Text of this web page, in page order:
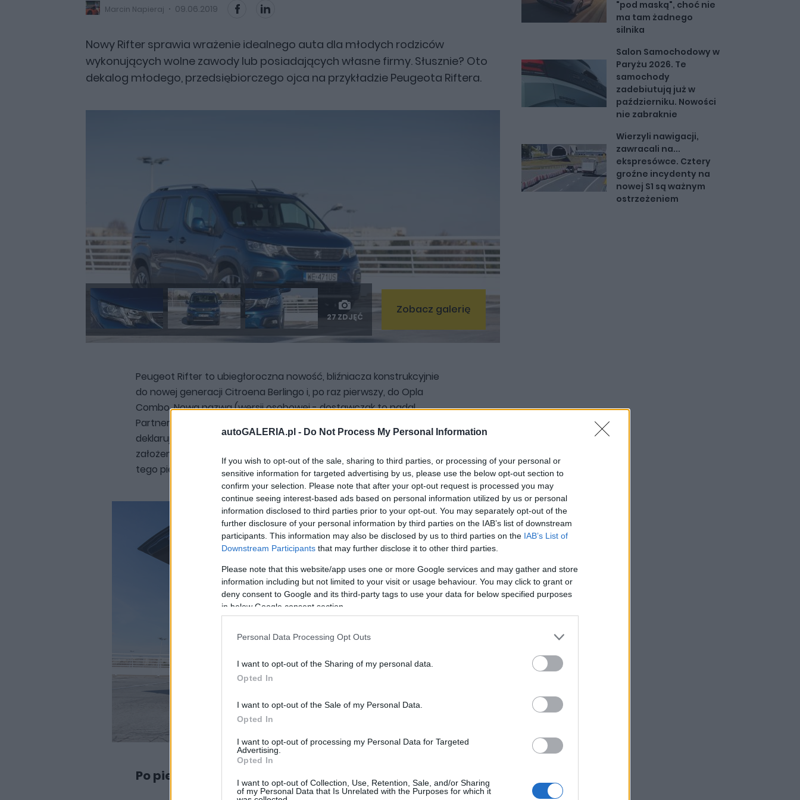
autoGALERIA.pl - Do Not Process My Personal Information
If you wish to opt-out of the sale, sharing to third parties, or processing of your personal or
sensitive information for targeted advertising by us, please use the below opt-out section to
confirm your selection. Please note that after your opt-out request is processed you may
continue seeing interest-based ads based on personal information utilized by us or personal
information disclosed to third parties prior to your opt-out. You may separately opt-out of the
further disclosure of your personal information by third parties on the IAB’s list of downstream
participants. This information may also be disclosed by us to third parties on the IAB’s List of
Downstream Participants that may further disclose it to other third parties.
Please note that this website/app uses one or more Google services and may gather and store
information including but not limited to your visit or usage behaviour. You may click to grant or
deny consent to Google and its third-party tags to use your data for below specified purposes
in below Google consent section.
Personal Data Processing Opt Outs
I want to opt-out of the Sharing of my personal data.
Opted In
I want to opt-out of the Sale of my Personal Data.
Opted In
I want to opt-out of processing my Personal Data for Targeted
Advertising.
Opted In
I want to opt-out of Collection, Use, Retention, Sale, and/or Sharing
of my Personal Data that Is Unrelated with the Purposes for which it
Marcin Napieraj 09.06.2019
Nowy Rifter sprawia wrażenie idealnego auta dla młodych rodziców
wykonujących wolne zawody lub posiadających własne firmy. Słusznie? Oto
dekalog młodego, przedsiębiorczego ojca na przykładzie Peugeota Riftera.
27 ZDJĘĆ
Zobacz galerię
Peugeot Rifter to ubiegłoroczna nowość, bliźniacza konstrukcyjnie
do nowej generacji Citroena Berlingo i, po raz pierwszy, do Opla
Combo. Nowa nazwa (wersji osobowej - dostawczak to nadal
Partner), nowa płyta podłogowa, nowe obietnice producenta
deklarującego, iż to bardziej auto osobowe niż dostawcze, które w
założeniu ma łączyć zalety vana i kombi oraz dodać funkcjonalność
tego pierwszego.
Po pierwsze: wygląd
"pod maską", choć nie
ma tam żadnego
silnika
Salon Samochodowy w
Paryżu 2026. Te
samochody
zadebiutują już w
październiku. Nowości
nie zabraknie
Wierzyli nawigacji,
zawracali na...
ekspresówce. Cztery
groźne incydenty na
nowej S1 są ważnym
ostrzeżeniem